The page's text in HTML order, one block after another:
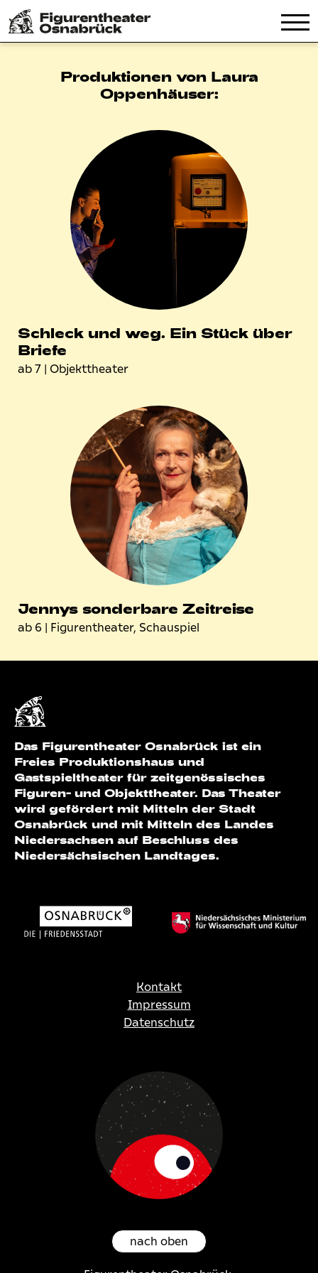
Produktionen von Laura
Oppenhäuser:
Schleck und weg. Ein Stück über
Briefe
ab 7 | Objekttheater
Jennys sonderbare Zeitreise
ab 6 | Figurentheater, Schauspiel
Das Figurentheater Osnabrück ist ein
Freies Produktionshaus und
Gastspieltheater für zeitgenössisches
Figuren- und Objekttheater. Das Theater
wird gefördert mit Mitteln der Stadt
Osnabrück und mit Mitteln des Landes
Niedersachsen auf Beschluss des
Niedersächsischen Landtages.
Kontakt
Impressum
Datenschutz
nach oben